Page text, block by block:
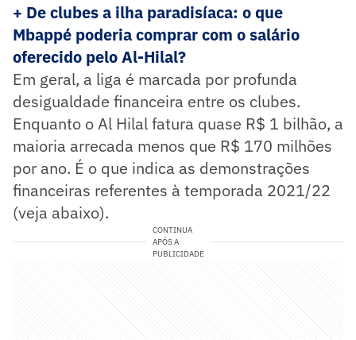
+ De clubes a ilha paradisíaca: o que
Mbappé poderia comprar com o salário
oferecido pelo Al-Hilal?
Em geral, a liga é marcada por profunda
desigualdade financeira entre os clubes.
Enquanto o Al Hilal fatura quase R$ 1 bilhão, a
maioria arrecada menos que R$ 170 milhões
por ano. É o que indica as demonstrações
financeiras referentes à temporada 2021/22
(veja abaixo).
CONTINUA
APÓS A
PUBLICIDADE